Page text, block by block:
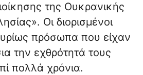
της Ουκρανικής
Οι διορισμένοι
πρόσωπα που είχαν
την εχθρότητά τους
πολλά χρόνια.